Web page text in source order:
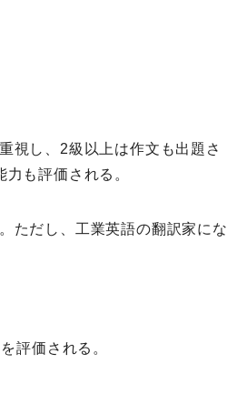
視し、2級以上は作文も出題さ
も評価される。
ただし、工業英語の翻訳家にな
評価される。